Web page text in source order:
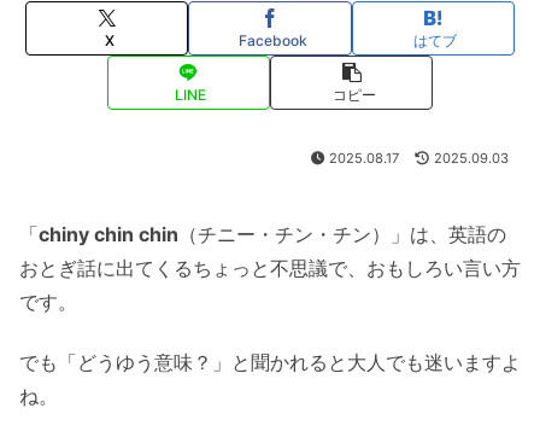
X Facebook はてブ
LINE コピー
2025.08.17 2025.09.03
「chiny chin chin （チニー・チン・チン）」は、英語の
おとぎ話に出てくるちょっと不思議で、おもしろい言い方
です。
でも「どうゆう意味？」と聞かれると大人でも迷いますよ
ね。